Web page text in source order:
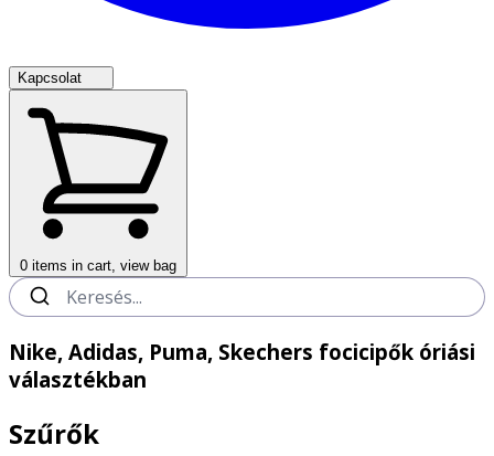
Kapcsolat
0 items in cart, view bag
Nike, Adidas, Puma, Skechers focicipők óriási
választékban
Szűrők